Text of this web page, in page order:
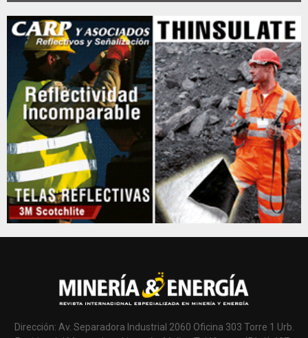
Dirección: Av. Separadora Industrial 2060 Oficina 303 Torre 1 Urb.